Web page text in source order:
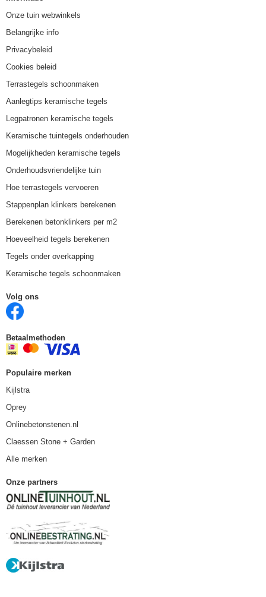
Onze tuin webwinkels
Belangrijke info
Privacybeleid
Cookies beleid
Terrastegels schoonmaken
Aanlegtips keramische tegels
Legpatronen keramische tegels
Keramische tuintegels onderhouden
Mogelijkheden keramische tegels
Onderhoudsvriendelijke tuin
Hoe terrastegels vervoeren
Stappenplan klinkers berekenen
Berekenen betonklinkers per m2
Hoeveelheid tegels berekenen
Tegels onder overkapping
Keramische tegels schoonmaken
Volg ons
Betaalmethoden
Populaire merken
Kijlstra
Oprey
Onlinebetonstenen.nl
Claessen Stone + Garden
Alle merken
Onze partners